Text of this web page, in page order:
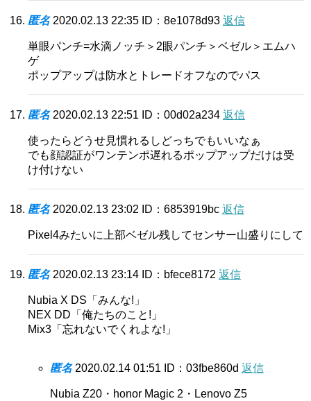
匿名 2020.02.13 22:35 ID：8e1078d93 返信
単眼パンチ=水滴ノッチ＞2眼パンチ＞ベゼル＞エムハ
ゲ
ポップアップは防水とトレードオフなのでパス
匿名 2020.02.13 22:51 ID：00d02a234 返信
使ったらどうせ見慣れるしどっちでもいいなぁ
でも顔認証がワンテンポ遅れるポップアップだけは受
け付けない
匿名 2020.02.13 23:02 ID：6853919bc 返信
Pixel4みたいに上部ベゼル残してセンサー山盛りにして
匿名 2020.02.13 23:14 ID：bfece8172 返信
Nubia X DS「みんな!」
NEX DD「俺たちのこと!」
Mix3「忘れないでくれよな!」
匿名 2020.02.14 01:51 ID：03fbe860d 返信
Nubia Z20・honor Magic 2・Lenovo Z5